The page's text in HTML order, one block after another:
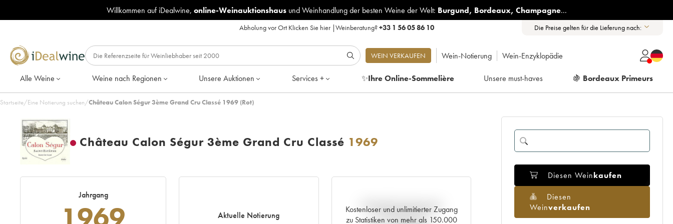
Willkommen auf iDealwine, online-Weinauktionshausund Weinhandlung der besten Weine der Welt: Burgund, Bordeaux, Champagne...
Abholung vor Ort Klicken Sie hier|Weinberatung?+33 1 56 05 86 10 Die Preise gelten für die Lieferung nach:
WEIN VERKAUFEN Wein-Notierung Wein-Enzyklopädie
Alle Weine Weine nach Regionen Unsere Auktionen Services + ✨Ihre Online-Sommelière Unsere must-haves 🍇 Bordeaux Primeurs
Startseite/Eine Notierung suchen/Château Calon Ségur 3ème Grand Cru Classé 1969 (Rot)
Château Calon Ségur 3ème Grand Cru Classé 1969
Jahrgang
Aktuelle Notierung
Kostenloser und unlimitierter Zugang
zu Statistiken von mehr als 150.000
Aktuelle Entwicklung der
Preisnotierung
Diesen Weinkaufen
Diesen
Weinverkaufen